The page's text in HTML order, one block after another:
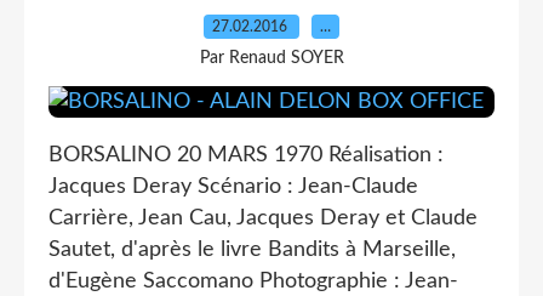
27.02.2016 …
Par Renaud SOYER
BORSALINO 20 MARS 1970 Réalisation :
Jacques Deray Scénario : Jean-Claude
Carrière, Jean Cau, Jacques Deray et Claude
Sautet, d'après le livre Bandits à Marseille,
d'Eugène Saccomano Photographie : Jean-